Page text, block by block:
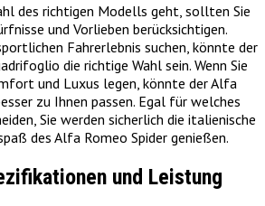
des richtigen Modells geht, sollten Sie
und Vorlieben berücksichtigen.
Fahrerlebnis suchen, könnte der
die richtige Wahl sein. Wenn Sie
und Luxus legen, könnte der Alfa
zu Ihnen passen. Egal für welches
Sie werden sicherlich die italienische
des Alfa Romeo Spider genießen.
und Leistung